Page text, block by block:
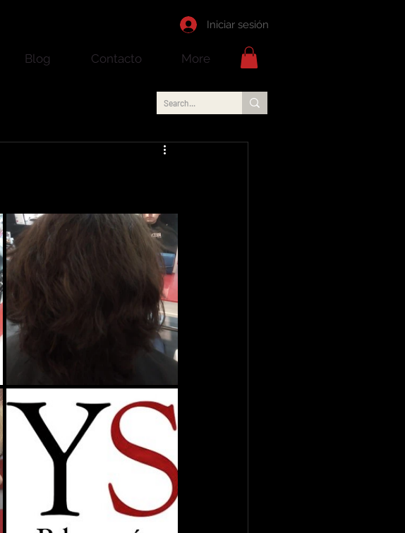
Iniciar sesión
Blog Contacto More